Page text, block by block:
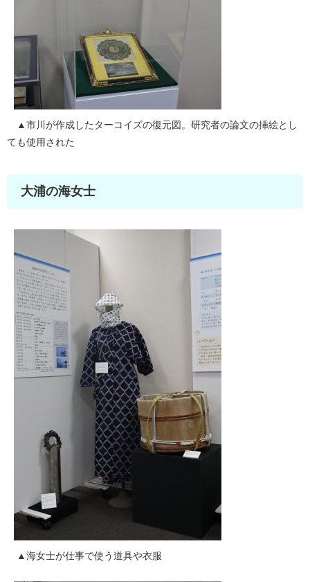
▲市川が作成したターコイズの復元図。研究者の論文の挿絵とし
ても使用された
大浦の海女士
▲海女士が仕事で使う道具や衣服